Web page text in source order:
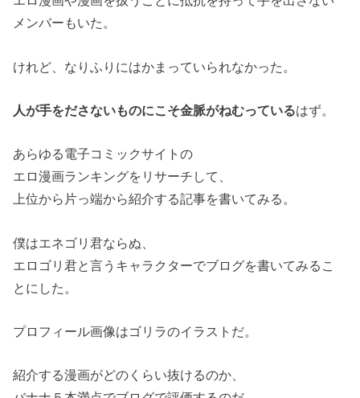
メンバーもいた。
けれど、なりふりにはかまっていられなかった。
人が手をださないものにこそ金脈がねむっているはず。
あらゆる電子コミックサイトの
エロ漫画ランキングをリサーチして、
上位から片っ端から紹介する記事を書いてみる。
僕はエネゴリ君ならぬ、
エロゴリ君と言うキャラクターでブログを書いてみるこ
とにした。
プロフィール画像はゴリラのイラストだ。
紹介する漫画がどのくらい抜けるのか、